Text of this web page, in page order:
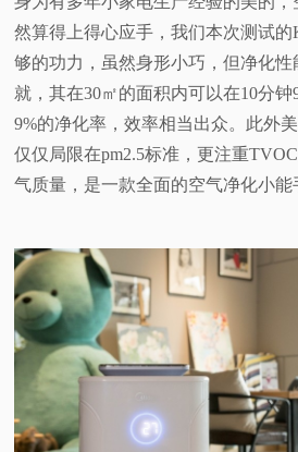
然算得上得心应手，我们本次测试的
够的功力，虽然身形小巧，但净化
就，其在30㎡的面积内可以在10分钟
9%的净化率，效率相当出众。此外
仅仅局限在pm2.5标准，更注重
气质量，是一款全面的空气净化小能